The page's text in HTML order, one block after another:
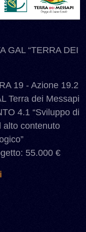
GAL “TERRA DEI
19 - Azione 19.2
Terra dei Messapi
4.1 “Sviluppo di
alto contenuto
55.000 €